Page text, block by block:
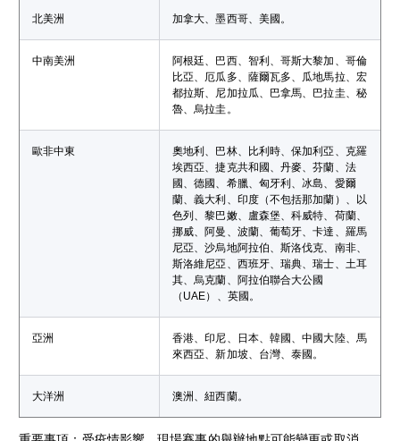
北美洲 加拿大、墨西哥、美國。
中南美洲
阿根廷、巴西、智利、哥斯大黎加、哥倫
比亞、厄瓜多、薩爾瓦多、瓜地馬拉、宏
都拉斯、尼加拉瓜、巴拿馬、巴拉圭、秘
魯、烏拉圭。
歐非中東
奧地利、巴林、比利時、保加利亞、克羅
埃西亞、捷克共和國、丹麥、芬蘭、法
國、德國、希臘、匈牙利、冰島、愛爾
蘭、義大利、印度（不包括那加蘭）、以
色列、黎巴嫩、盧森堡、科威特、荷蘭、
挪威、阿曼、波蘭、葡萄牙、卡達、羅馬
尼亞、沙烏地阿拉伯、斯洛伐克、南非、
斯洛維尼亞、西班牙、瑞典、瑞士、土耳
其、烏克蘭、阿拉伯聯合大公國
（UAE）、英國。
亞洲
香港、印尼、日本、韓國、中國大陸、馬
來西亞、新加坡、台灣、泰國。
大洋洲 澳洲、紐西蘭。